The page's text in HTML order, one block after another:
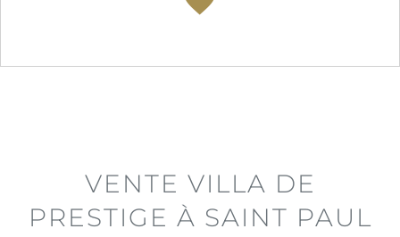
VENTE VILLA DE
PRESTIGE À SAINT PAUL